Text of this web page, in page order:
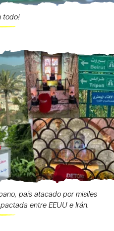
todo!
país atacado por misiles
entre EEUU e Irán.